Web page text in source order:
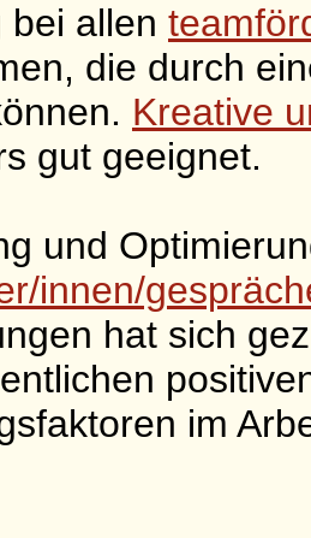
bei allen
die durch
Kreative
gut geeignet.
und
innen/
hat sich
im